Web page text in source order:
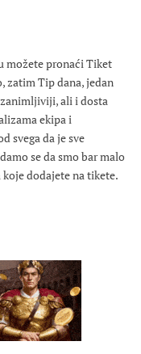
možete pronaći Tiket
zatim Tip dana, jedan
ali i dosta
ekipa i
svega da je sve
se da smo bar malo
dodajete na tikete.